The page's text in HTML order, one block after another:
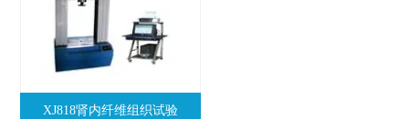
XJ818肾内纤维组织试验